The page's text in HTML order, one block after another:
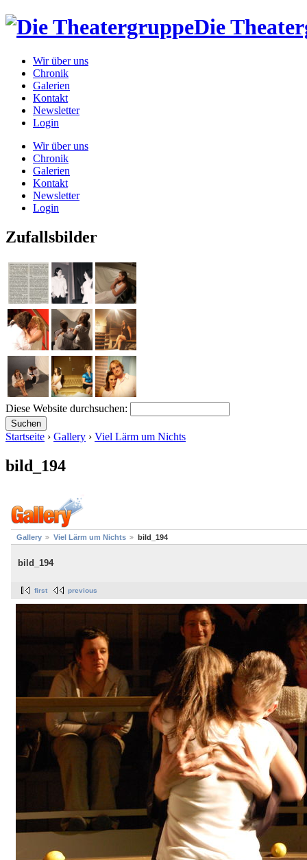
Die
Wir über uns
Chronik
Galerien
Kontakt
Newsletter
Login
Wir über uns
Chronik
Galerien
Kontakt
Newsletter
Login
Zufallsbilder
Diese Website durchsuchen:
Startseite › Gallery › Viel Lärm um Nichts
bild_194
Gallery Viel Lärm um Nichts bild_194
bild_194
first previous